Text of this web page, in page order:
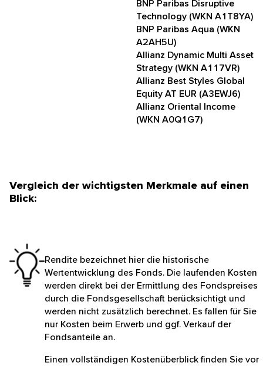
BNP Paribas Disruptive
Technology (WKN A1T8YA)
BNP Paribas Aqua (WKN
A2AH5U)
Allianz Dynamic Multi Asset
Strategy (WKN A117VR)
Allianz Best Styles Global
Equity AT EUR (A3EWJ6)
Allianz Oriental Income
(WKN A0Q1G7)
Vergleich der wichtigsten Merkmale auf einen
Blick:
Rendite bezeichnet hier die historische
Wertentwicklung des Fonds. Die laufenden Kosten
werden direkt bei der Ermittlung des Fondspreises
durch die Fondsgesellschaft berücksichtigt und
werden nicht zusätzlich berechnet. Es fallen für Sie
nur Kosten beim Erwerb und ggf. Verkauf der
Fondsanteile an.
Einen vollständigen Kostenüberblick finden Sie vor